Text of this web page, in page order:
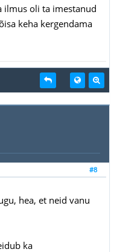
ilmus oli ta imestanud
keha kergendama
#8
hea, et neid vanu
ka